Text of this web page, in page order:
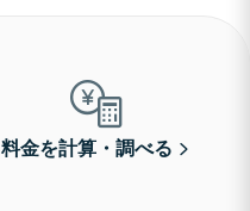
料金を計算・調べる